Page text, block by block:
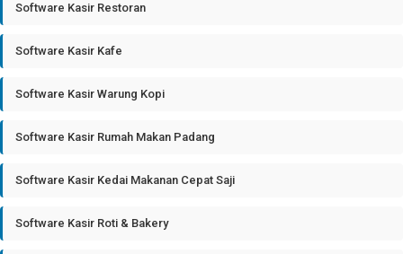
Software Kasir Restoran
Software Kasir Kafe
Software Kasir Warung Kopi
Software Kasir Rumah Makan Padang
Software Kasir Kedai Makanan Cepat Saji
Software Kasir Roti & Bakery